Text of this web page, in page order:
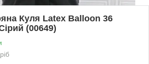
Куля Latex Balloon 36
(00649)